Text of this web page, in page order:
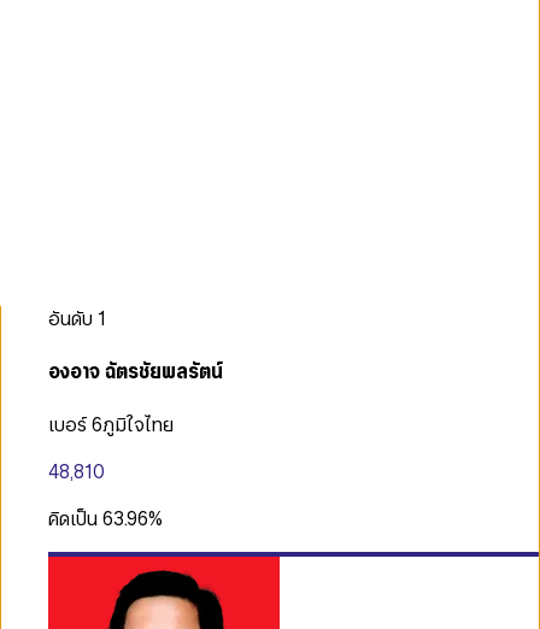
อันดับ 1
องอาจ ฉัตรชัยพลรัตน์
เบอร์ 6ภูมิใจไทย
48,810
คิดเป็น63.96%